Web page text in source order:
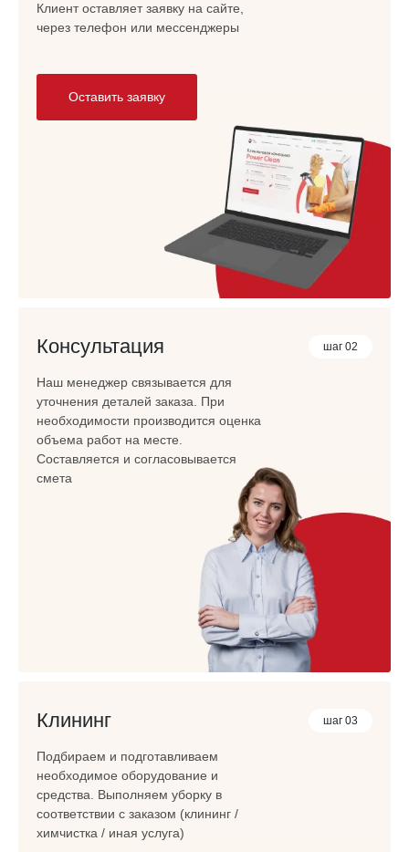
Клиент оставляет заявку на сайте,
через телефон или мессенджеры
Оставить заявку
шаг 02
Консультация
Наш менеджер связывается для
уточнения деталей заказа. При
необходимости производится оценка
объема работ на месте.
Составляется и согласовывается
смета
шаг 03
Клининг
Подбираем и подготавливаем
необходимое оборудование и
средства. Выполняем уборку в
соответствии с заказом (клининг /
химчистка / иная услуга)